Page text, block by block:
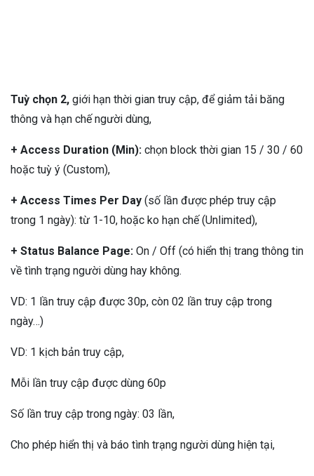
Tuỳ chọn 2, giới hạn thời gian truy cập, để giảm tải băng
thông và hạn chế người dùng,
+ Access Duration (Min): chọn block thời gian 15 / 30 / 60
hoặc tuỳ ý (Custom),
+ Access Times Per Day (số lần được phép truy cập
trong 1 ngày): từ 1-10, hoặc ko hạn chế (Unlimited),
+ Status Balance Page: On / Off (có hiển thị trang thông tin
về tình trạng người dùng hay không.
VD: 1 lần truy cập được 30p, còn 02 lần truy cập trong
ngày…)
VD: 1 kịch bản truy cập,
Mỗi lần truy cập được dùng 60p
Số lần truy cập trong ngày: 03 lần,
Cho phép hiển thị và báo tình trạng người dùng hiện tại,